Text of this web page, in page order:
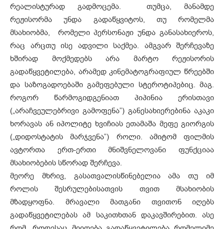
რეალისტურად გადმოცემა. თუმცა, მანამდე
რეჟისორმა უნდა გადაწყვიტოს, თუ რომელმა
მსახიობმა, რომელი პერსონაჟი უნდა განასახიეროს,
რაც არცთუ ისე ადვილი საქმეა. ამგვარ შერჩევაზე
ხშირად მოქმედებს არა მარტო რეჟისორის
გადაწყვეტილება, არამედ კინემატოგრაფიულ წრეებში
და საზოგადოებაში გამეფებული სტეროტიპებიც. მაგ.
როგორ წარმოგიდგენიათ პიპინია ერისთავი
(„არაჩვეულებრივი გამოფენა”) განესახიერებინა აკაკი
ხორავას ან იპოლიტე ხვიჩიას ეთამაშა მეფე გიორგის
(„დიდოსტატის მარჯვენა”) როლი. ამიტომ ფილმის
ავტორთა ერთ-ერთი მნიშვნელოვანი ფუნქციაა
მსახიობების სწორად შერჩევა.
მეორე მხრივ, გასათვალისწინებელია ამა თუ იმ
როლის შესრულებისათვის თვით მსახიობის
მზადყოფნა. მრავალი მათგანი თვითონ იღებს
გადაწყვეტილებას ამ საკითხთან დაკავშირებით. ასე